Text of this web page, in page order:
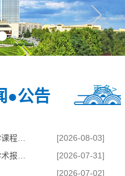
更多>
●公告
[2026-08-03]
我院教师在第三届全国高校电子科学课程群教学案例大...
[2026-07-31]
[2026-07-02]